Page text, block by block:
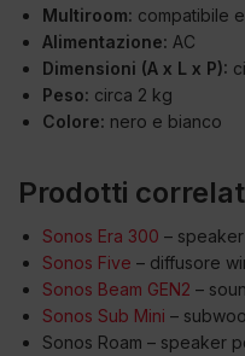
Multiroom: compatibile
Alimentazione: AC
Dimensioni (A x L x P):
Peso: circa 2 kg
Colore: nero e bianco
Prodotti
Sonos Era 300 –
Sonos Five – diffusore
Sonos Beam GEN2 –
Sonos Sub Mini –
Sonos Roam – speaker